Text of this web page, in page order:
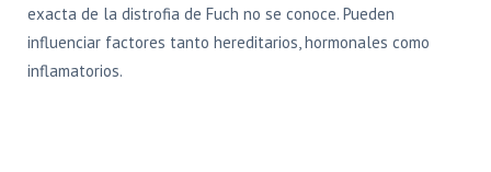
exacta de la distrofia de Fuch no se conoce. Pueden
influenciar factores tanto hereditarios, hormonales como
inflamatorios.